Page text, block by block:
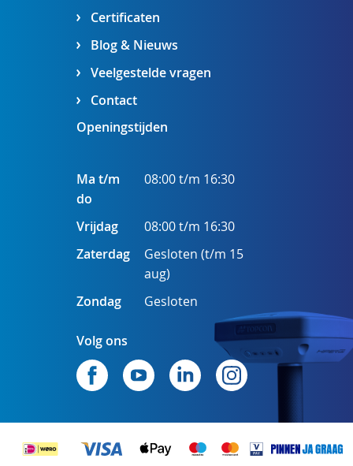
Certificaten
Blog & Nieuws
Veelgestelde vragen
Contact
Openingstijden
Ma t/m
do
08:00 t/m 16:30
Vrijdag
08:00 t/m 16:30
Zaterdag
Gesloten (t/m 15
aug)
Zondag
Gesloten
Volg ons